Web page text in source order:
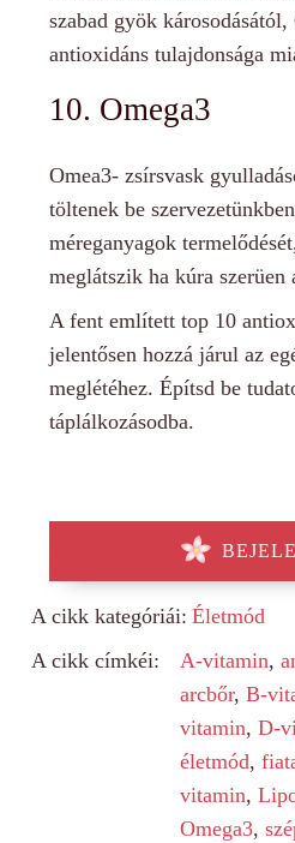
szabad gyök
antioxidáns tulajdonsága
10. Omega3
Omea3- zsírsvask
töltenek be
méreganyagok
meglátszik ha kúra szerüen
A fent említett top 10
jelentősen hozzá járul az
meglétéhez. Építsd be
táplálkozásodba.
A cikk kategóriái: Életmód
A cikk címkéi:
A-vitamin,
arcbőr,B-
vitamin,D-
életmód,
vitamin,
Omega3,